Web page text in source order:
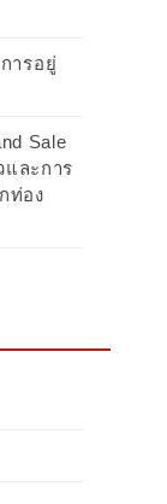
ารอยู่
Sale
และการ
ท่อง